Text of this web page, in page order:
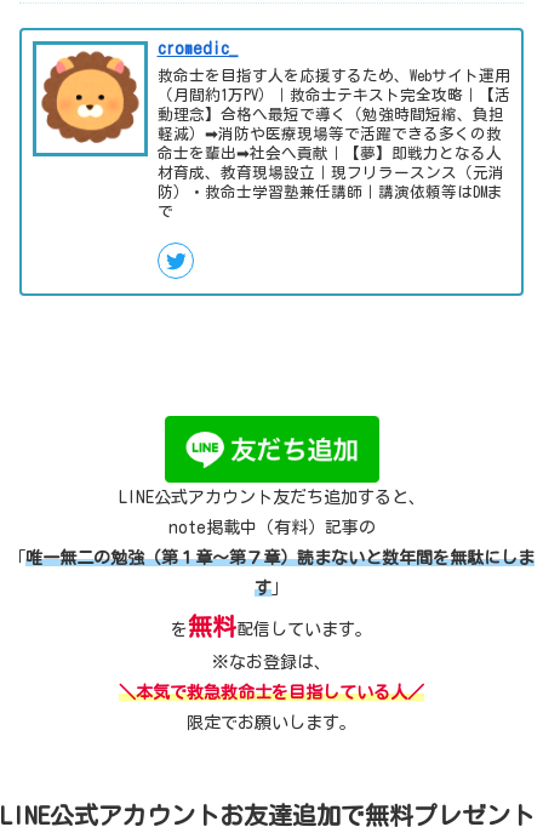
cromedic_
救命士を目指す人を応援するため、Webサイト運用
（月間約1万PV）｜救命士テキスト完全攻略｜【活
動理念】合格へ最短で導く（勉強時間短縮、負担
軽減）➡消防や医療現場等で活躍できる多くの救
命士を輩出➡社会へ貢献｜【夢】即戦力となる人
材育成、教育現場設立｜現フリラースンス（元消
防）・救命士学習塾兼任講師｜講演依頼等はDMま
で
LINE公式アカウント友だち追加すると、
note掲載中（有料）記事の
唯一無二の勉強（第１章～第７章）読まないと数年間を無駄にしま
す
を無料配信しています。
※なお登録は、
＼本気で救急救命士を目指している人／
限定でお願いします。
LINE公式アカウントお友達追加で無料プレゼント